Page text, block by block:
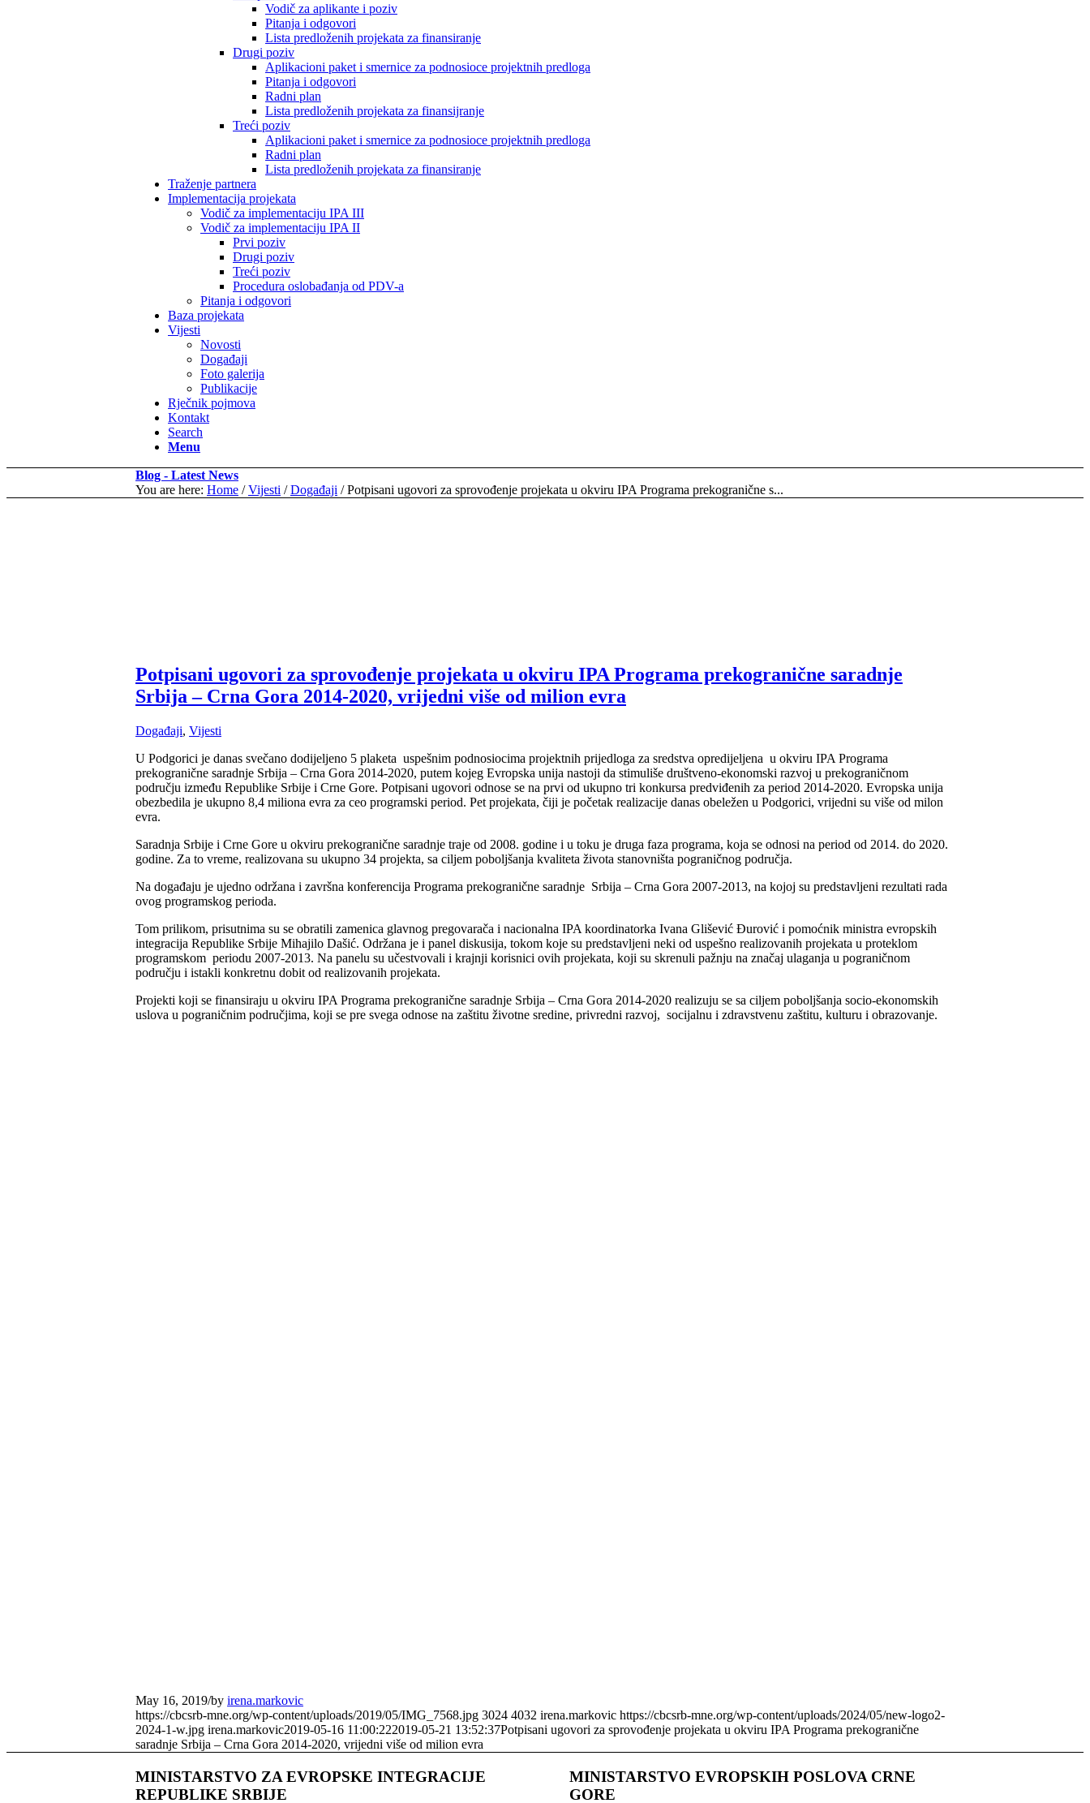
Vodič za aplikante i poziv
Pitanja i odgovori
Lista predloženih projekata za finansiranje
Drugi poziv
Aplikacioni paket i smernice za podnosioce projektnih predloga
Pitanja i odgovori
Radni plan
Lista predloženih projekata za finansijranje
Treći poziv
Aplikacioni paket i smernice za podnosioce projektnih predloga
Radni plan
Lista predloženih projekata za finansiranje
Traženje partnera
Implementacija projekata
Vodič za implementaciju IPA III
Vodič za implementaciju IPA II
Prvi poziv
Drugi poziv
Treći poziv
Procedura oslobađanja od PDV-a
Pitanja i odgovori
Baza projekata
Vijesti
Novosti
Događaji
Foto galerija
Publikacije
Rječnik pojmova
Kontakt
Search
Menu
Blog - Latest News
You are here: Home / Vijesti / Događaji / Potpisani ugovori za sprovođenje projekata u okviru IPA Programa prekogranične s...
Potpisani ugovori za sprovođenje projekata u okviru IPA Programa prekogranične saradnje
Srbija – Crna Gora 2014-2020, vrijedni više od milion evra
Događaji, Vijesti
U Podgorici je danas svečano dodijeljeno 5 plaketa uspešnim podnosiocima projektnih prijedloga za sredstva opredijeljena u okviru IPA Programa
prekogranične saradnje Srbija – Crna Gora 2014-2020, putem kojeg Evropska unija nastoji da stimuliše društveno-ekonomski razvoj u prekograničnom
području između Republike Srbije i Crne Gore. Potpisani ugovori odnose se na prvi od ukupno tri konkursa predviđenih za period 2014-2020. Evropska unija
obezbedila je ukupno 8,4 miliona evra za ceo programski period. Pet projekata, čiji je početak realizacije danas obeležen u Podgorici, vrijedni su više od milon
evra.
Saradnja Srbije i Crne Gore u okviru prekogranične saradnje traje od 2008. godine i u toku je druga faza programa, koja se odnosi na period od 2014. do 2020.
godine. Za to vreme, realizovana su ukupno 34 projekta, sa ciljem poboljšanja kvaliteta života stanovništa pograničnog područja.
Na događaju je ujedno održana i završna konferencija Programa prekogranične saradnje Srbija – Crna Gora 2007-2013, na kojoj su predstavljeni rezultati rada
ovog programskog perioda.
Tom prilikom, prisutnima su se obratili zamenica glavnog pregovarača i nacionalna IPA koordinatorka Ivana Glišević Đurović i pomoćnik ministra evropskih
integracija Republike Srbije Mihajilo Dašić. Održana je i panel diskusija, tokom koje su predstavljeni neki od uspešno realizovanih projekata u proteklom
programskom periodu 2007-2013. Na panelu su učestvovali i krajnji korisnici ovih projekata, koji su skrenuli pažnju na značaj ulaganja u pograničnom
području i istakli konkretnu dobit od realizovanih projekata.
Projekti koji se finansiraju u okviru IPA Programa prekogranične saradnje Srbija – Crna Gora 2014-2020 realizuju se sa ciljem poboljšanja socio-ekonomskih
uslova u pograničnim područjima, koji se pre svega odnose na zaštitu životne sredine, privredni razvoj, socijalnu i zdravstvenu zaštitu, kulturu i obrazovanje.
May 16, 2019/by irena.markovic
https://cbcsrb-mne.org/wp-content/uploads/2019/05/IMG_7568.jpg 3024 4032 irena.markovic https://cbcsrb-mne.org/wp-content/uploads/2024/05/new-logo2-
2024-1-w.jpg irena.markovic2019-05-16 11:00:222019-05-21 13:52:37Potpisani ugovori za sprovođenje projekata u okviru IPA Programa prekogranične
saradnje Srbija – Crna Gora 2014-2020, vrijedni više od milion evra
MINISTARSTVO ZA EVROPSKE INTEGRACIJE
REPUBLIKE SRBIJE
MINISTARSTVO EVROPSKIH POSLOVA CRNЕ
GORЕ